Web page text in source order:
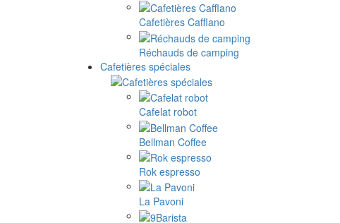
Cafetières Cafflano
Réchauds de camping
Cafetières spéciales
Cafelat robot
Bellman Coffee
Rok espresso
La Pavoni